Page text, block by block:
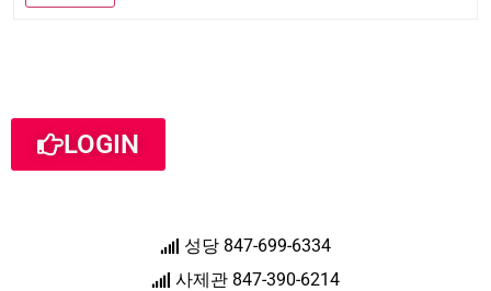
LOGIN
성당 847-699-6334
사제관 847-390-6214